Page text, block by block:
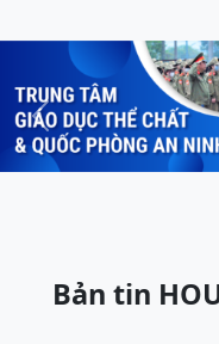
Previous
Bản tin